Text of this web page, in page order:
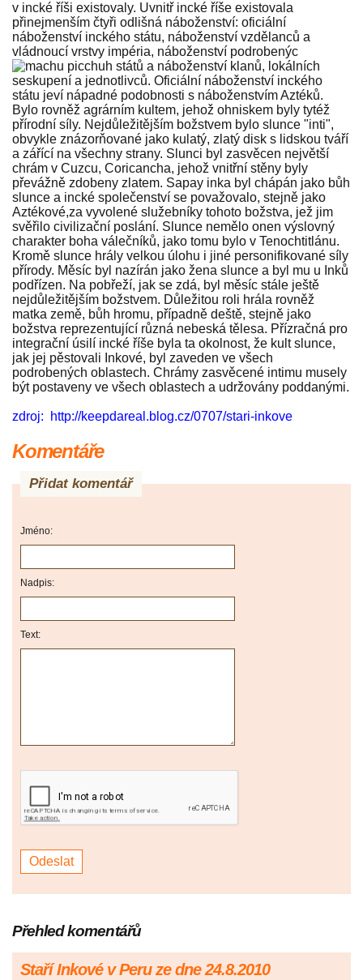
v incké říši existovaly. Uvnitř incké říše existovala
přinejmenším čtyři odlišná náboženství: oficiální
náboženství inckého státu, náboženství vzdělanců a
vládnoucí vrstvy impéria, náboženství podrobenýc
h států a náboženství klanů, lokálních
seskupení a jednotlivců. Oficiální náboženství inckého
státu jeví nápadné podobnosti s náboženstvím Aztéků.
Bylo rovněž agrárním kultem, jehož ohniskem byly tytéž
přírodní síly. Nejdůležitějším božstvem bylo slunce "inti",
obvykle znázorňované jako kulatý, zlatý disk s lidskou tváří
a zářící na všechny strany. Slunci byl zasvěcen největší
chrám v Cuzcu, Coricancha, jehož vnitřní stěny byly
převážně zdobeny zlatem. Sapay inka byl chápán jako bůh
slunce a incké společenství se považovalo, stejně jako
Aztékové,za vyvolené služebníky tohoto božstva, jež jim
svěřilo civilizační poslání. Slunce nemělo onen výslovný
charakter boha válečníků, jako tomu bylo v Tenochtitlánu.
Kromě slunce hrály velkou úlohu i jiné personifikované síly
přírody. Měsíc byl nazírán jako žena slunce a byl mu u Inků
podřízen. Na pobřeží, jak se zdá, byl měsíc stále ještě
nejdůležitějším božstvem. Důležitou roli hrála rovněž
matka země, bůh hromu, případně deště, stejně jako
božstva reprezentující různá nebeská tělesa. Přízračná pro
integrační úsilí incké říše byla ta okolnost, že kult slunce,
jak jej pěstovali Inkové, byl zaveden ve všech
podrobených oblastech. Chrámy zasvěcené intimu musely
být postaveny ve všech oblastech a udržovány poddanými.
zdroj: http://keepdareal.blog.cz/0707/stari-inkove
Komentáře
Přidat komentář
Jméno:
Nadpis:
Text:
Přehled komentářů
Staří Inkové v Peru ze dne 24.8.2010